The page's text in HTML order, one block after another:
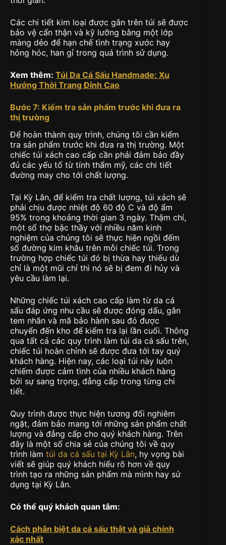
Các chi tiết kim loại được gắn trên túi sẽ được
bảo vệ cẩn thận và kỹ lưỡng bằng một lớp
màng dẻo để hạn chế tình trạng xước hay
hỏng hóc, han gỉ trong quá trình sử dụng.
Xem thêm: Túi Da Cá Sấu Handmade: Xu
Hướng Thời Trang Đỉnh Cao
Bước 7: Kiểm tra sản phẩm trước khi đưa ra
thị trường
Để hoàn thành quy trình, chúng tôi cần kiểm
tra sản phẩm trước khi đưa ra thị trường. Một
chiếc túi xách cao cấp cần phải đảm bảo đầy
đủ các yếu tố từ tính thẩm mỹ, các chi tiết
đường may cho tới chất lượng.
Tại Kỳ Lân, để kiểm tra chất lượng, túi xách sẽ
phải chịu được nhiệt độ 60 độ C và độ ẩm
95% trong khoảng thời gian 3 ngày. Thậm chí,
một số thợ bậc thầy với nhiều năm kinh
nghiệm của chúng tôi sẽ thực hiện ngồi đếm
số đường kim khâu trên mỗi chiếc túi. Trong
trường hợp chiếc túi đó bị thừa hay thiếu dù
chỉ là một mũi chỉ thì nó sẽ bị đem đi hủy và
yêu cầu làm lại.
Những chiếc túi xách cao cấp làm từ da cá
sấu đáp ứng nhu cầu sẽ được đóng dấu, gắn
tem nhãn và mã bảo hành sau đó được
chuyển đến kho để kiểm tra lại lần cuối. Thông
qua tất cả các quy trình làm túi da cá sấu trên,
chiếc túi hoàn chỉnh sẽ được đưa tới tay quý
khách hàng. Hiện nay, các loại túi này luôn
chiếm được cảm tình của nhiều khách hàng
bởi sự sang trọng, đẳng cấp trong từng chi
tiết.
Quy trình được thực hiện tương đối nghiêm
ngặt, đảm bảo mang tới những sản phẩm chất
lượng và đẳng cấp cho quý khách hàng. Trên
đây là một số chia sẻ của chúng tôi về quy
trình làm túi da cá sấu tại Kỳ Lân, hy vọng bài
viết sẽ giúp quý khách hiểu rõ hơn về quy
trình tạo ra những sản phẩm mà mình hay sử
dụng tại Kỳ Lân.
Có thể quý khách quan tâm:
Cách phân biệt da cá sấu thật và giả chính
xác nhất